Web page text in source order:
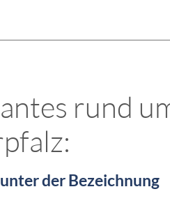
rund
der Bezeichnung